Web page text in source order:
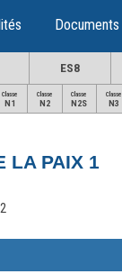
Documents
ES8
Classe
N1
Classe
N2
Classe
N2S
Classe
N3
LA PAIX 1